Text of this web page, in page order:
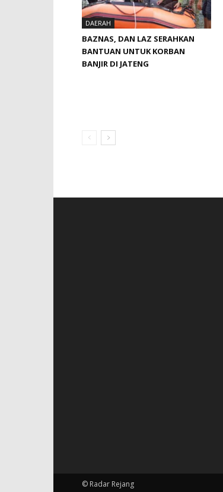
DAERAH
BAZNAS, DAN LAZ SERAHKAN
BANTUAN UNTUK KORBAN
BANJIR DI JATENG
© Radar Rejang